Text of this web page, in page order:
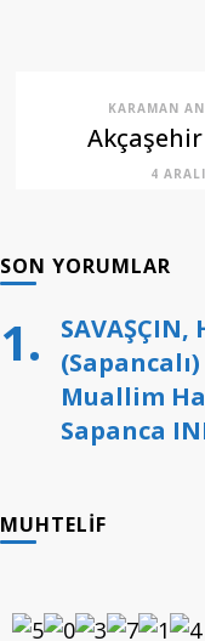
KARAMAN
4
SON YORUMLAR
(Sapancalı)
Muallim
Sapanca
MUHTELIF